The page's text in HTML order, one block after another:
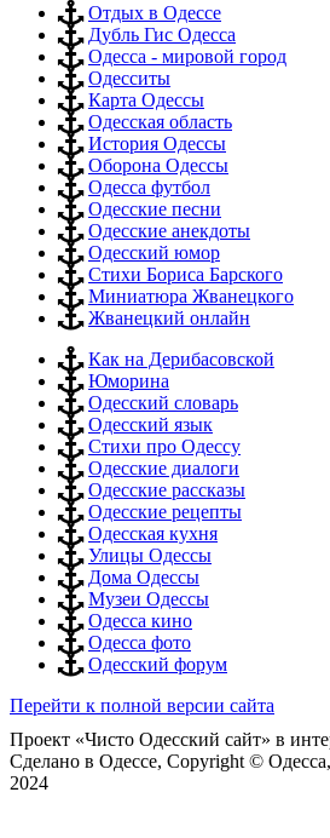
Отдых в Одессе
Дубль Гис Одесса
Одесса - мировой город
Одесситы
Карта Одессы
Одесская область
История Одессы
Оборона Одессы
Одесса футбол
Одесские песни
Одесские анекдоты
Одесский юмор
Стихи Бориса Барского
Миниатюра Жванецкого
Жванецкий онлайн
Как на Дерибасовской
Юморина
Одесский словарь
Одесский язык
Стихи про Одессу
Одесские диалоги
Одесские рассказы
Одесские рецепты
Одесская кухня
Улицы Одессы
Дома Одессы
Музеи Одессы
Одесса кино
Одесса фото
Одесский форум
Перейти к полной версии сайта
Проект «Чисто Одесский сайт» в
Сделано в Одессе, Copyright ©
2024